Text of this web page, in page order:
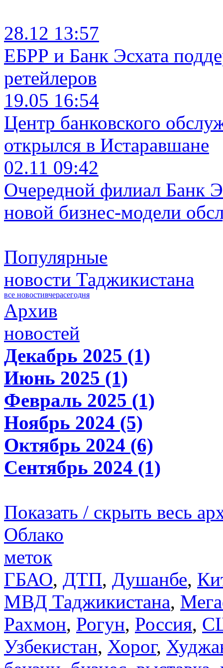
28.12 13:57
ЕБРР и Банк Эсхата
ретейлеров
19.05 16:54
Центр банковского
открылся в Истаравшане
02.11 09:42
Очередной филиал Банк
новой бизнес-модели
Популярные
новости Таджикистана
все новостивчерасегодня
Архив
новостей
Декабрь 2025 (1)
Июнь 2025 (1)
Февраль 2025 (1)
Ноябрь 2024 (5)
Октябрь 2024 (6)
Сентябрь 2024 (1)
Показать / скрыть весь
Облако
меток
ГБАО, ДТП, Душанбе,
МВД Таджикистана,
Рахмон, Рогун, Россия,
Узбекистан, Хорог,